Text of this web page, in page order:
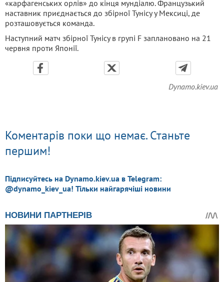
«карфагенських орлів» до кінця мундіалю. Французький
наставник приєднається до збірної Тунісу у Мексиці, де
розташовується команда.
Наступний матч збірної Тунісу в групі F заплановано на 21
червня проти Японії.
Dynamo.kiev.ua
Коментарів поки що немає. Станьте
першим!
Підписуйтесь на Dynamo.kiev.ua в Telegram:
@dynamo_kiev_ua! Тільки найгарячіші новини